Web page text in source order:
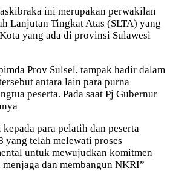
ini merupakan perwakilan
Lanjutan Tingkat Atas (SLTA) yang
yang ada di provinsi Sulawesi
Prov Sulsel, tampak hadir dalam
antara lain para purna
peserta. Pada saat Pj Gubernur
kepada para pelatih dan peserta
yang telah melewati proses
untuk mewujudkan komitmen
dan membangun NKRI”